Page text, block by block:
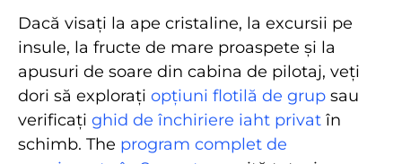
Dacă visați la ape cristaline, la excursii pe
insule, la fructe de mare proaspete și la
apusuri de soare din cabina de pilotaj, veți
dori să explorați opțiuni flotilă de grup sau
verificați ghid de închiriere iaht privat în
schimb. The program complet de